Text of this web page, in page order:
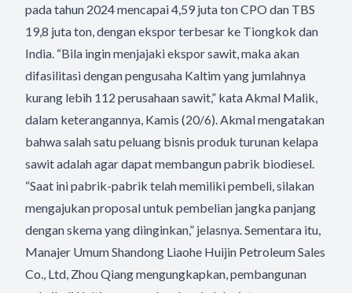
pada tahun 2024 mencapai 4,59 juta ton CPO dan TBS
19,8 juta ton, dengan ekspor terbesar ke Tiongkok dan
India. “Bila ingin menjajaki ekspor sawit, maka akan
difasilitasi dengan pengusaha Kaltim yang jumlahnya
kurang lebih 112 perusahaan sawit,” kata Akmal Malik,
dalam keterangannya, Kamis (20/6). Akmal mengatakan
bahwa salah satu peluang bisnis produk turunan kelapa
sawit adalah agar dapat membangun pabrik biodiesel.
“Saat ini pabrik-pabrik telah memiliki pembeli, silakan
mengajukan proposal untuk pembelian jangka panjang
dengan skema yang diinginkan,” jelasnya. Sementara itu,
Manajer Umum Shandong Liaohe Huijin Petroleum Sales
Co., Ltd, Zhou Qiang mengungkapkan, pembangunan